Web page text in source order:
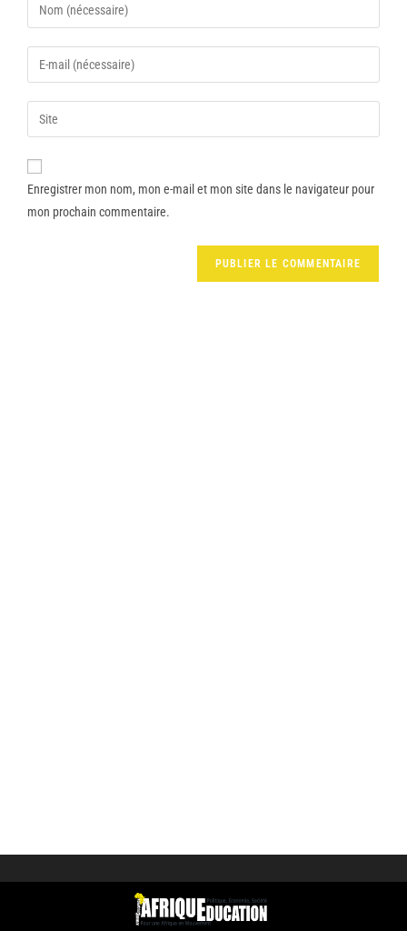
Enregistrer mon nom, mon e-mail et mon site dans le navigateur pour
mon prochain commentaire.